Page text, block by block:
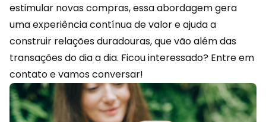
estimular novas compras, essa abordagem gera
uma experiência contínua de valor e ajuda a
construir relações duradouras, que vão além das
transações do dia a dia. Ficou interessado? Entre em
contatoe vamos conversar!